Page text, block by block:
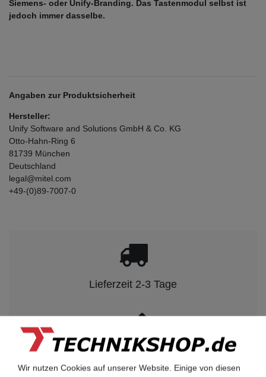
Siemens- oder Unify-Branding. Das Tastenmodul selbst ist
jedoch immer dasselbe.
Angaben zur Produktsicherheit
Hersteller:
Unify Software and Solutions GmbH & Co. KG
Otto-Hahn-Ring 6
81739 München
Deutschland
legal@mitel.com
+49-(0)89-7007-0
Lieferzeit 2-3 Tage
kompetenter Service
Wir nutzen Cookies auf unserer Website. Einige von diesen